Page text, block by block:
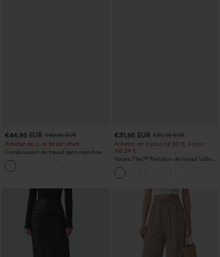
€44,95 EUR €49,95 EUR
Achetez-en 2, le 3e est offert
Combinaison de travail sans manches à
encolure bateau, côtés noués, toucher
frais, rayée, avec poches — Édition Easy
Peezy
€31,95 EUR €35,95 EUR
Achetez-en 2 pour 52,62 €, 4 pour
105,24 €
Halara Flex™ Pantalon de travail taille
haute sculptant la silhouette, gainant la
taille, avec poches, jambe large en
micro-gaufre